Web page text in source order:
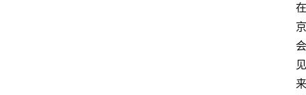
在
京
会
见
来